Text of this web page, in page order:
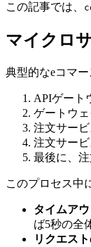
この記事では、
マイクロ
典型的なeコマ
APIゲート
ゲートウ
注文サー
注文サー
最後に、
このプロセス中
タイムア
ば5秒の全
リクエス